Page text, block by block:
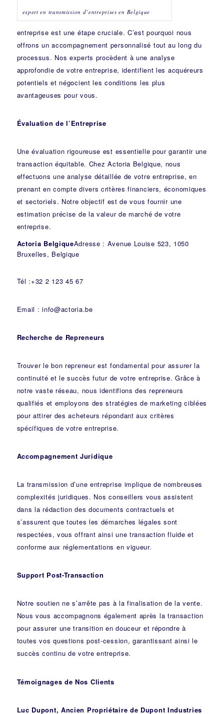
expert en transmission d’entreprises en Belgique
entreprise est une étape cruciale. C’est pourquoi nous
offrons un accompagnement personnalisé tout au long du
processus. Nos experts procèdent à une analyse
approfondie de votre entreprise, identifient les acquéreurs
potentiels et négocient les conditions les plus
avantageuses pour vous.
Évaluation de l’Entreprise
Une évaluation rigoureuse est essentielle pour garantir une
transaction équitable. Chez Actoria Belgique, nous
effectuons une analyse détaillée de votre entreprise, en
prenant en compte divers critères financiers, économiques
et sectoriels. Notre objectif est de vous fournir une
estimation précise de la valeur de marché de votre
entreprise.
Actoria BelgiqueAdresse : Avenue Louise 523, 1050
Bruxelles, Belgique
Tél :+32 2 123 45 67
Email : info@actoria.be
Recherche de Repreneurs
Trouver le bon repreneur est fondamental pour assurer la
continuité et le succès futur de votre entreprise. Grâce à
notre vaste réseau, nous identifions des repreneurs
qualifiés et employons des stratégies de marketing ciblées
pour attirer des acheteurs répondant aux critères
spécifiques de votre entreprise.
Accompagnement Juridique
La transmission d’une entreprise implique de nombreuses
complexités juridiques. Nosconseillers vous assistent
dans la rédaction des documents contractuels et
s’assurent que toutes les démarches légales sont
respectées, vous offrant ainsi une transaction fluide et
conforme aux réglementations en vigueur.
Support Post-Transaction
Notre soutien ne s’arrête pas à la finalisation de la vente.
Nous vous accompagnons également après la transaction
pour assurer une transition en douceur et répondre à
toutes vos questions post-cession, garantissant ainsi le
succès continu de votre entreprise.
Témoignages de Nos Clients
Luc Dupont, Ancien Propriétaire de Dupont Industries